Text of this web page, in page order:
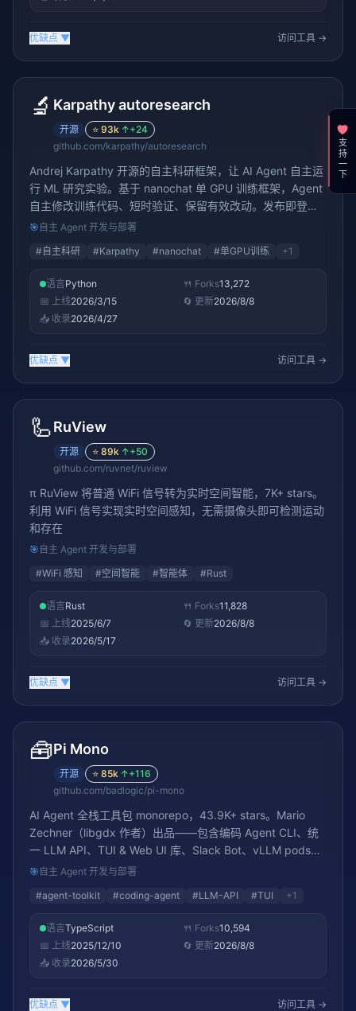
优缺点 ▼ 访问工具 →
🔬 Karpathy autoresearch
开源 ⭐ 93k ↑+24
github.com/karpathy/autoresearch
Andrej Karpathy 开源的自主科研框架，让 AI Agent 自主运
行 ML 研究实验。基于 nanochat 单 GPU 训练框架，Agent
自主修改训练代码、短时验证、保留有效改动。发布即登顶
GitHub Trending，76K+ stars。研究者只需写 program.md
🎯 自主 Agent 开发与部署
# 自主科研 #Karpathy #nanochat #单GPU训练 +1
语言Python 🍴 Forks13,272
📅 上线2026/3/15 🔄 更新2026/8/8
📥 收录2026/4/27
优缺点 ▼ 访问工具 →
🦾RuView
开源 ⭐ 89k ↑+50
github.com/ruvnet/ruview
π RuView 将普通 WiFi 信号转为实时空间智能，7K+ stars。
利用 WiFi 信号实现实时空间感知，无需摄像头即可检测运动
和存在
🎯 自主 Agent 开发与部署
#WiFi 感知 #空间智能 #智能体 #Rust
语言Rust 🍴 Forks11,828
📅 上线2025/6/7 🔄 更新2026/8/8
📥 收录2026/5/17
优缺点 ▼ 访问工具 →
🧰Pi Mono
开源 ⭐ 85k ↑+116
github.com/badlogic/pi-mono
AI Agent 全栈工具包 monorepo，43.9K+ stars。Mario
Zechner（libgdx 作者）出品——包含编码 Agent CLI、统
一 LLM API、TUI & Web UI 库、Slack Bot、vLLM pods。
统一 LLM API 抽象化 Anthropic、OpenAI、Google、Groq
session 数据反馈用于改进编码 Agent 评估
🎯 自主 Agent 开发与部署
#agent-toolkit #coding-agent #LLM-API #TUI +1
语言TypeScript 🍴 Forks10,594
📅 上线2025/12/10 🔄 更新2026/8/8
📥 收录2026/5/30
优缺点 ▼ 访问工具 →
支持一下